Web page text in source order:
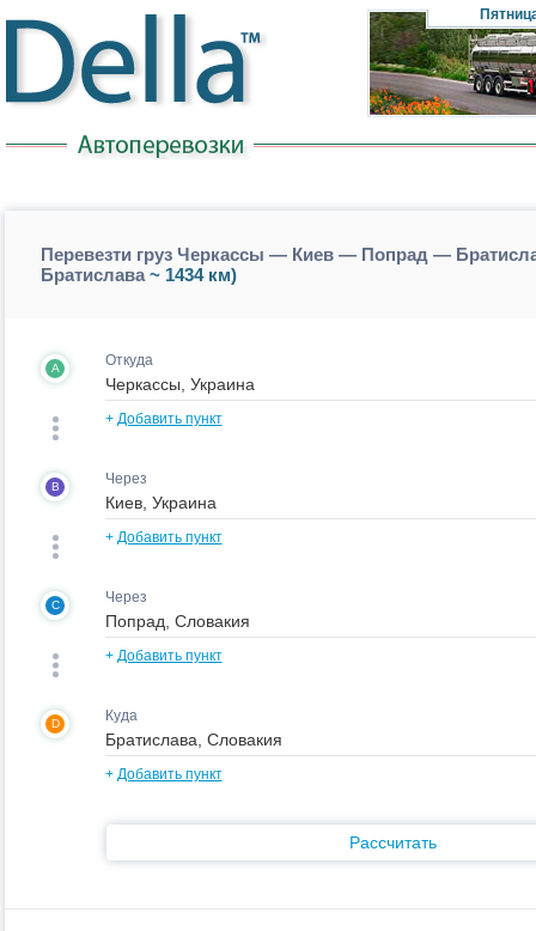
Перевезти груз Черкассы — Киев — Попрад —
Братислава~ 1434 км)
A Откуда
+ Добавить пункт
B Через
+ Добавить пункт
C Через
+ Добавить пункт
D Куда
+ Добавить пункт
Рассчитать